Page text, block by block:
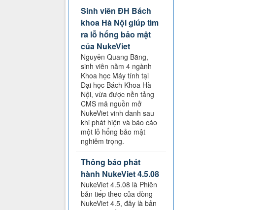
Sinh viên ĐH Bách
khoa Hà Nội giúp tìm
ra lỗ hổng bảo mật
của NukeViet
Nguyễn Quang Bằng,
sinh viên năm 4 ngành
Khoa học Máy tính tại
Đại học Bách Khoa Hà
Nội, vừa được nền tảng
CMS mã nguồn mở
NukeViet vinh danh sau
khi phát hiện và báo cáo
một lỗ hổng bảo mật
nghiêm trọng.
Thông báo phát
hành NukeViet 4.5.08
NukeViet 4.5.08 là Phiên
bản tiếp theo của dòng
NukeViet 4.5, đây là bản